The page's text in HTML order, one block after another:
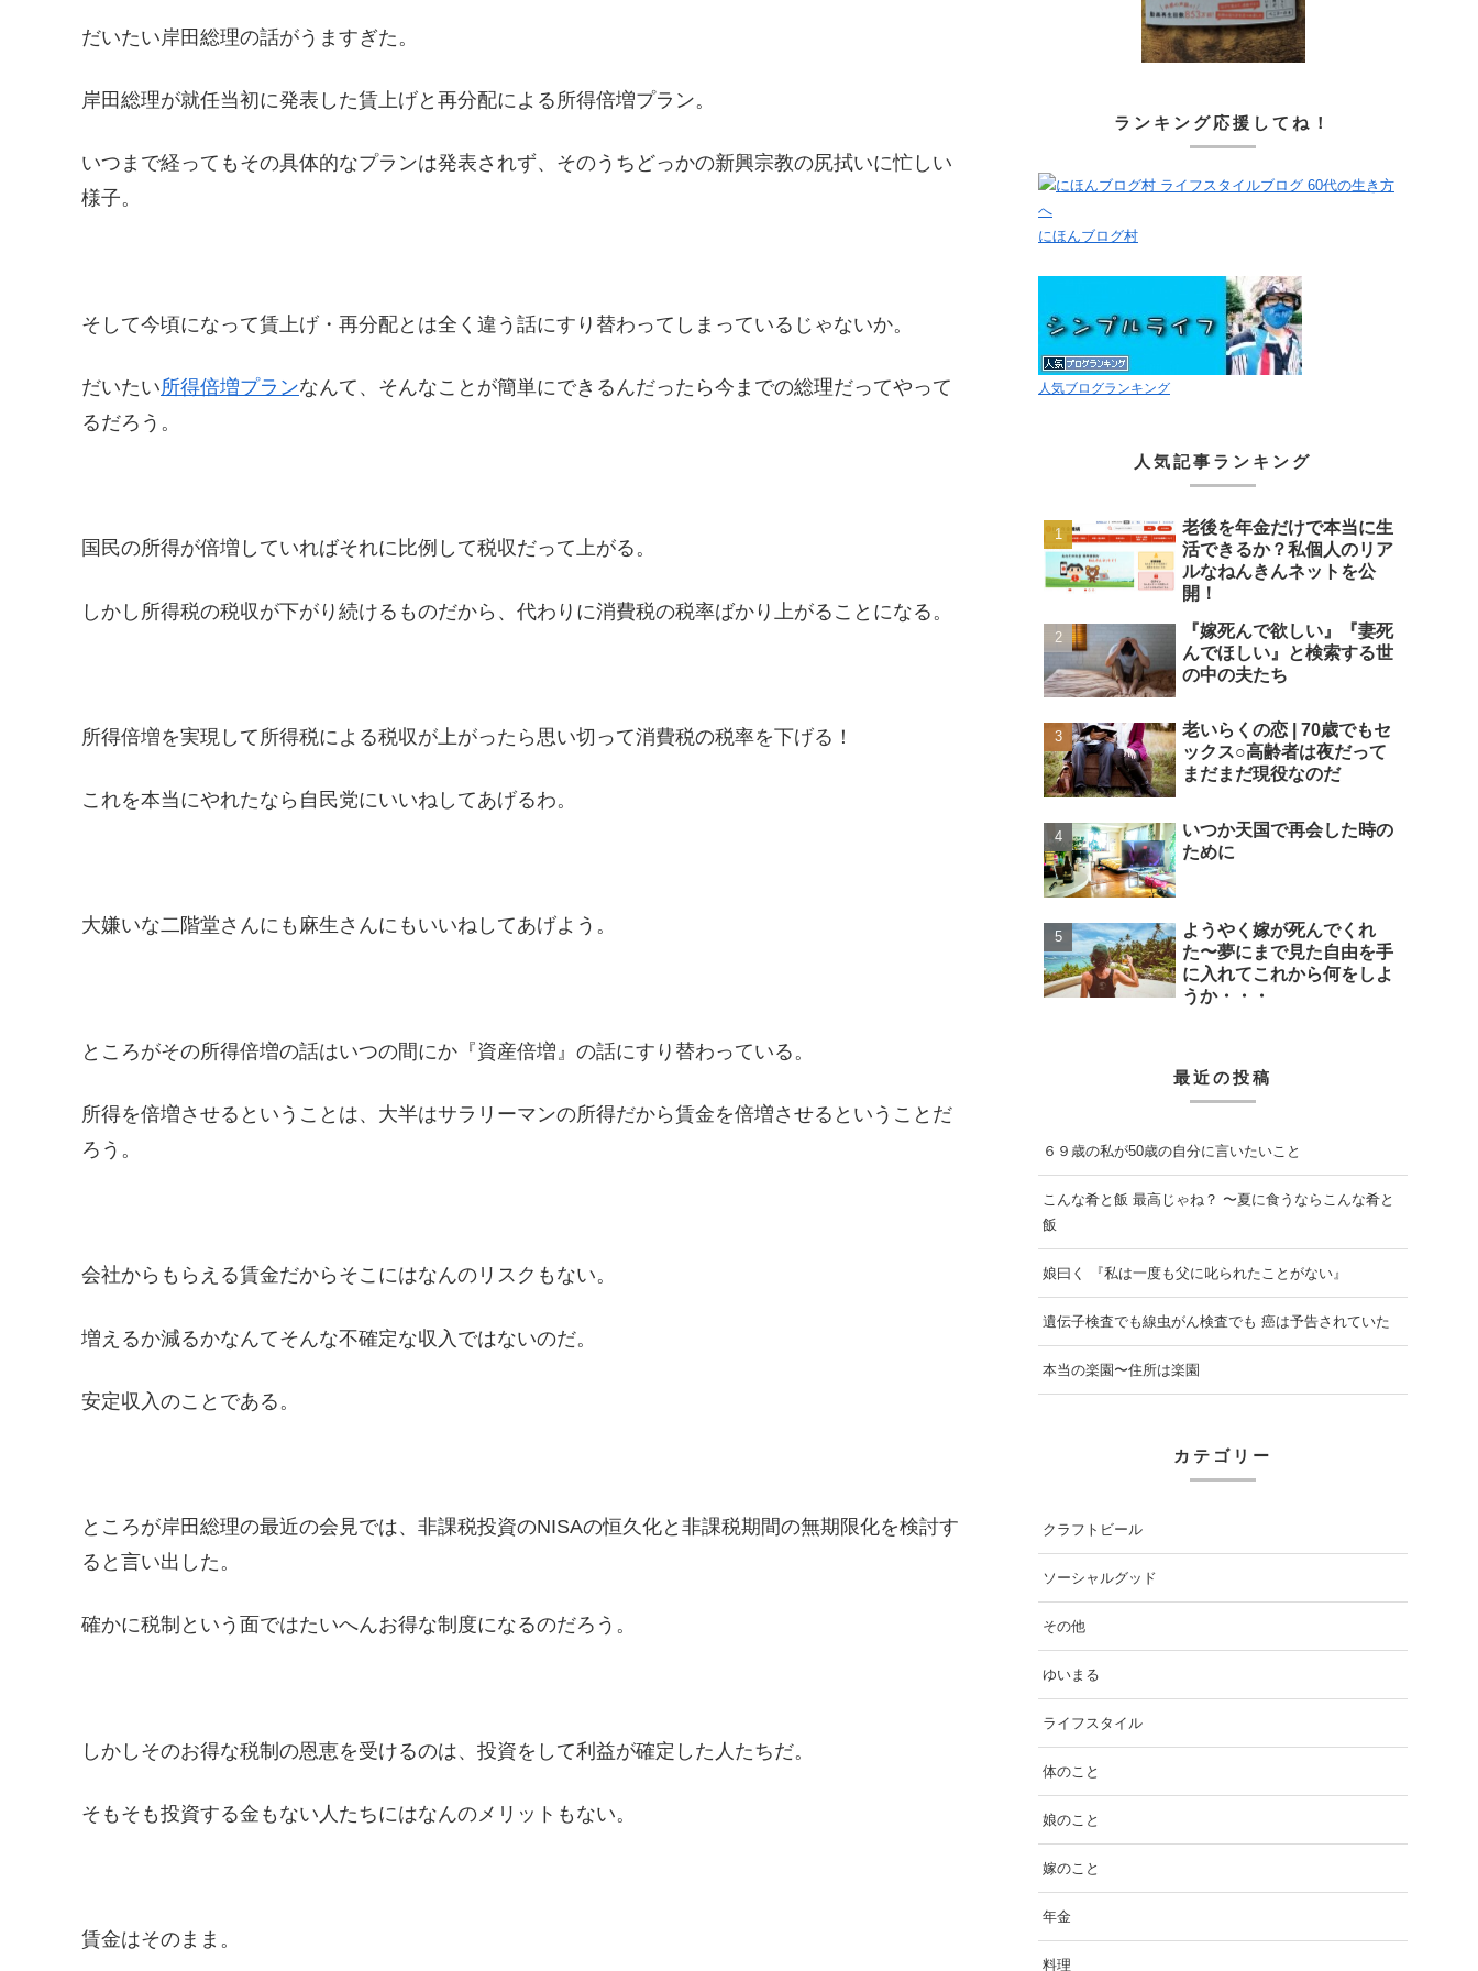
だいたい岸田総理の話がうますぎた。
岸田総理が就任当初に発表した賃上げと再分配による所得倍増プラン。
いつまで経ってもその具体的なプランは発表されず、そのうちどっかの新興宗教の尻拭いに忙しい
様子。
そして今頃になって賃上げ・再分配とは全く違う話にすり替わってしまっているじゃないか。
だいたい所得倍増プランなんて、そんなことが簡単にできるんだったら今までの総理だってやって
るだろう。
国民の所得が倍増していればそれに比例して税収だって上がる。
しかし所得税の税収が下がり続けるものだから、代わりに消費税の税率ばかり上がることになる。
所得倍増を実現して所得税による税収が上がったら思い切って消費税の税率を下げる！
これを本当にやれたなら自民党にいいねしてあげるわ。
大嫌いな二階堂さんにも麻生さんにもいいねしてあげよう。
ところがその所得倍増の話はいつの間にか『資産倍増』の話にすり替わっている。
所得を倍増させるということは、大半はサラリーマンの所得だから賃金を倍増させるということだ
ろう。
会社からもらえる賃金だからそこにはなんのリスクもない。
増えるか減るかなんてそんな不確定な収入ではないのだ。
安定収入のことである。
ところが岸田総理の最近の会見では、非課税投資のNISAの恒久化と非課税期間の無期限化を検討す
ると言い出した。
確かに税制という面ではたいへんお得な制度になるのだろう。
しかしそのお得な税制の恩恵を受けるのは、投資をして利益が確定した人たちだ。
そもそも投資する金もない人たちにはなんのメリットもない。
賃金はそのまま。
ランキング応援してね！
にほんブログ村
人気ブログランキング
人気記事ランキング
老後を年金だけで本当に生
活できるか？私個人のリア
ルなねんきんネットを公
開！
『嫁死んで欲しい』『妻死
んでほしい』と検索する世
の中の夫たち
老いらくの恋 | 70歳でもセ
ックス○高齢者は夜だって
まだまだ現役なのだ
いつか天国で再会した時の
ために
ようやく嫁が死んでくれ
た〜夢にまで見た自由を手
に入れてこれから何をしよ
うか・・・
最近の投稿
６９歳の私が50歳の自分に言いたいこと
こんな肴と飯 最高じゃね？ 〜夏に食うならこんな肴と
飯
娘曰く 『私は一度も父に叱られたことがない』
遺伝子検査でも線虫がん検査でも 癌は予告されていた
本当の楽園〜住所は楽園
カテゴリー
クラフトビール
ソーシャルグッド
その他
ゆいまる
ライフスタイル
体のこと
娘のこと
嫁のこと
年金
料理